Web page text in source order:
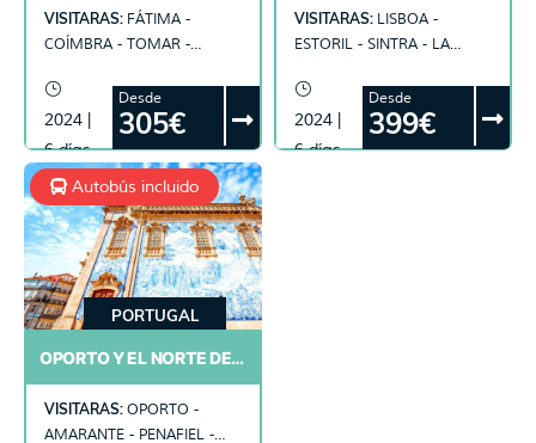
VISITARAS: FÁTIMA -
COÍMBRA - TOMAR -
ALCOBAÇA - BATALHA -
ALJUSTREL
2024 |
6 días
Desde
305€
VISITARAS: LISBOA -
ESTORIL - SINTRA - LA
COÍMBRA - AVEIRO -
OPORTO
2024 |
6 días
Desde
399€
Autobús incluido
PORTUGAL
OPORTO Y EL NORTE DE PORTUGAL
VISITARAS: OPORTO -
AMARANTE - PENAFIEL -